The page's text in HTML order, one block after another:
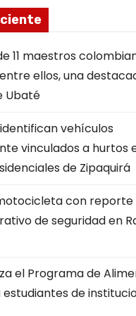
11 maestros
entre ellos, una
Ubaté
vehículos
vinculados a hurtos
de Zipaquirá
con reporte
de seguridad en
el Programa de
de